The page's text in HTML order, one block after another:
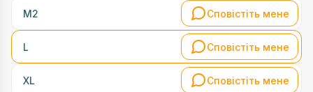
М2 Сповістіть мене
L Сповістіть мене
XL Сповістіть мене